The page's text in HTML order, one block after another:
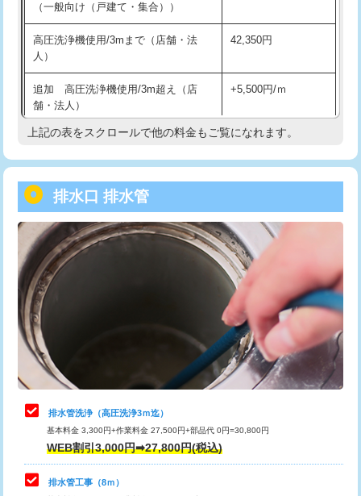
※給水管工事は20mmまでの価格です。
給水管工事※（保温材使用（バンド止
め込み）)
5,500円
給水管工事※（土の掘削・埋め戻し作
業)
11,000円
給水管工事※（塩ビ管（VP・HI）使
用/3ｍまで)
用（追加）/3ｍ超え)
給水管工事※（ライニング鋼管・銅
管・ポリ管・HT管使用/3ｍまで)
44,000円
給水管工事※（ライニング鋼管・銅
管・ポリ管・HT管使用/3ｍ超え)
+8,800円
排水管工事（土の掘削・埋め戻し作
業）
11,000円~
排水管工事（排水管工事/3ｍまで） 55,000円
排水管工事（追加 排水管工事/3ｍ超
え）
マス交換（土の掘削・埋め戻し作業）
マス交換（深さ50㎝未満）
（一般向け（戸建て・集合））
高圧洗浄機使用/3mまで（店舗・法
人）
42,350円
追加 高圧洗浄機使用/3m超え（店
舗・法人）
+5,500円/ｍ
高度高圧洗浄換 現地調査
トーラー機使用/3mまで
追加トーラー機使用/3m超え +3,300円
カメラ調査 33,000円
桝清掃 8,800円
止水・漏水調査・防水処理・清掃・修
理・調整・分解・加工など（軽作業）
11,000円
止水・漏水調査・防水処理・清掃・修
理・調整・分解・加工など（中作業）
22,000円
止水・漏水調査・防水処理・清掃・修
理・調整・分解・加工など（重作業）
33,000円
その他部品の脱着
上記の表をスクロールで他の料金もご覧になれます。
排水口 排水管
排水管洗浄（高圧洗浄3ｍ迄）
基本料金 3,300円+作業料金 27,500円+部品代 0円=30,800円
WEB割引3,000円➡27,800円(税込)
排水管工事（8ｍ）